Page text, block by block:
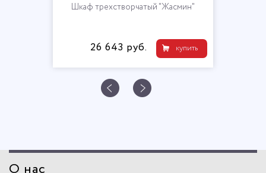
Шкаф трехстворчатый "Жасмин"
купить
26 643 руб.
О нас